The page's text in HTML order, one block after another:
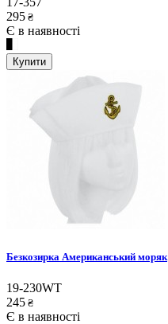
295 ₴
Є в наявності
Купити
Безкозирка Американський моряк
19-230WT
245 ₴
Є в наявності